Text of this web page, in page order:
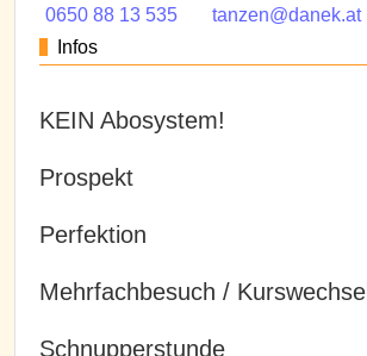
0650 88 13 535
tanzen@danek.at
Infos
KEIN Abosystem!
Prospekt
Perfektion
Mehrfachbesuch / Kurswechsel
Schnupperstunde